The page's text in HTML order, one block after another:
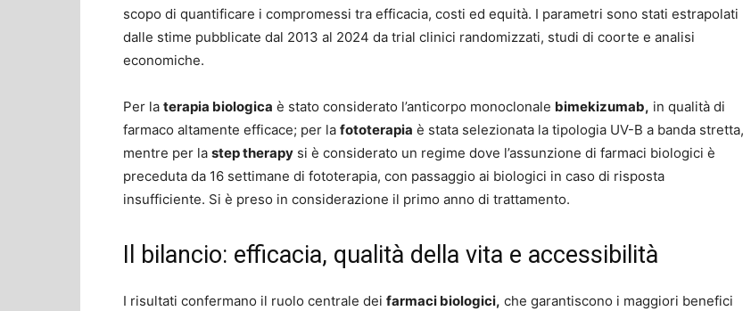
scopo di quantificare i compromessi tra efficacia, costi ed equità. I parametri sono stati estrapolati
dalle stime pubblicate dal 2013 al 2024 da trial clinici randomizzati, studi di coorte e analisi
economiche.
Per la terapia biologica è stato considerato l’anticorpo monoclonale bimekizumab, in qualità di
farmaco altamente efficace; per la fototerapia è stata selezionata la tipologia UV-B a banda stretta,
mentre per la step therapy si è considerato un regime dove l’assunzione di farmaci biologici è
preceduta da 16 settimane di fototerapia, con passaggio ai biologici in caso di risposta
insufficiente. Si è preso in considerazione il primo anno di trattamento.
Il bilancio: efficacia, qualità della vita e accessibilità
I risultati confermano il ruolo centrale dei farmaci biologici, che garantiscono i maggiori benefici